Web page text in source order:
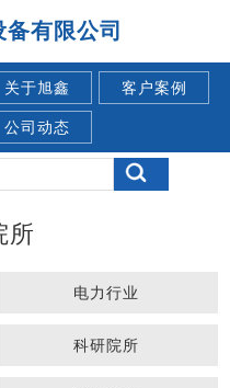
有限公司
关于旭鑫 客户案例
公司动态
所
电力行业
科研院所